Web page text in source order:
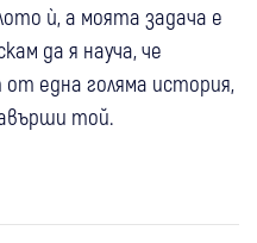
ѝ, а моята задача е
да я науча, че
една голяма история,
той.